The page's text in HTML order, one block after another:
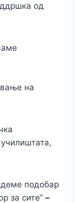
од
на
подобар
за сите” –